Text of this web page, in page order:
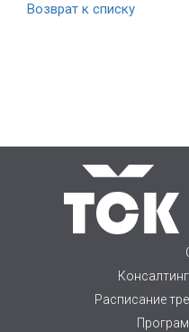
Возврат к списку
Расписание